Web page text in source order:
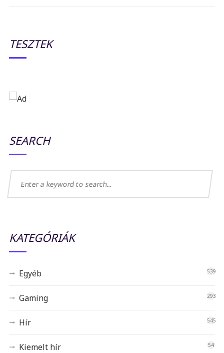
TESZTEK
SEARCH
KATEGÓRIÁK
Egyéb 539
Gaming 293
Hír 545
Kiemelt hír 54